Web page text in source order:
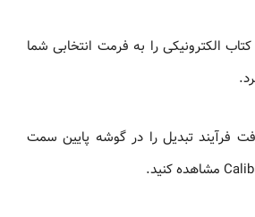
اکنون Calibre کتاب الکترونیکی را به فرمت انتخابی شما
فرآیند تبدیل را در گوشه پایین سمت